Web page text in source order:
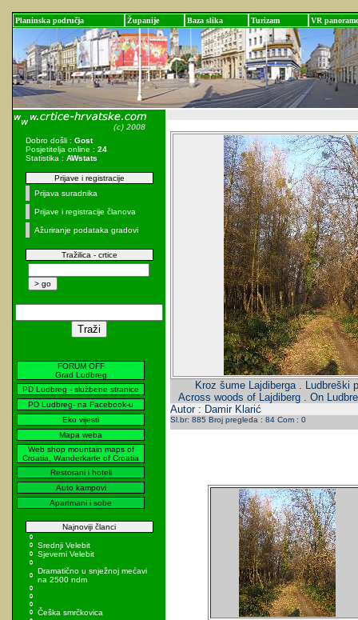
Planinska područja Županije Baza slika Turizam VR panorame
Dobro došli : Gost
Posjetitelja online : 24
Statistika : AWstats
Prijave i registracije
Prijava suradnika
Prijave i registracije članova
Ažuriranje podataka gradovi
Tražilica - crtice
FORUM OFF
Grad Ludbreg
PD Ludbreg - službene stranice
PD Ludbreg- na Facebook-u
Eko vijesti
Mapa weba
Web shop mountain maps of
Croatia, Wanderkarte of Croatia
Restorani i hoteli
Auto kampovi
Apartmani i sobe
Najnoviji članci
Srednji Velebit
Sjeverni Velebit
Dramatično u snježnoj mećavi
na 2500 ndm
Češka smrčkovica
Kroz šume Lajdiberga . Ludbreški
Across woods of Lajdiberg . On
Autor : Damir Klarić
Sl.br: 885 Broj pregleda : 84 Com : 0